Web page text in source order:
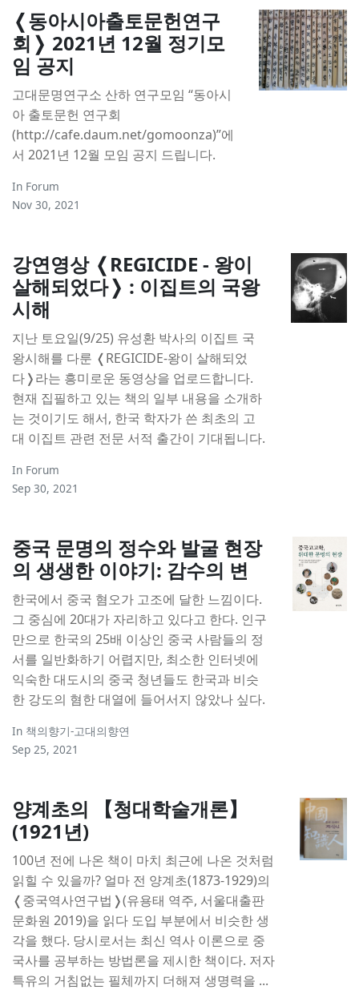
❬동아시아출토문헌연구
회❭ 2021년 12월 정기모
임 공지
고대문명연구소 산하 연구모임 “동아시
아 출토문헌 연구회
(http://cafe.daum.net/gomoonza)”에
서 2021년 12월 모임 공지 드립니다.
In Forum
Nov 30, 2021
강연영상 ❬REGICIDE - 왕이
살해되었다❭ : 이집트의 국왕
시해
지난 토요일(9/25) 유성환 박사의 이집트 국
왕시해를 다룬 ❬REGICIDE-왕이 살해되었
다❭라는 흥미로운 동영상을 업로드합니다.
현재 집필하고 있는 책의 일부 내용을 소개하
는 것이기도 해서, 한국 학자가 쓴 최초의 고
대 이집트 관련 전문 서적 출간이 기대됩니다.
In Forum
Sep 30, 2021
중국 문명의 정수와 발굴 현장
의 생생한 이야기: 감수의 변
한국에서 중국 혐오가 고조에 달한 느낌이다.
그 중심에 20대가 자리하고 있다고 한다. 인구
만으로 한국의 25배 이상인 중국 사람들의 정
서를 일반화하기 어렵지만, 최소한 인터넷에
익숙한 대도시의 중국 청년들도 한국과 비슷
한 강도의 혐한 대열에 들어서지 않았나 싶다.
In 책의향기-고대의향연
Sep 25, 2021
양계초의 【청대학술개론】
(1921년)
100년 전에 나온 책이 마치 최근에 나온 것처럼
읽힐 수 있을까? 얼마 전 양계초(1873-1929)의
❬중국역사연구법❭(유용태 역주, 서울대출판
문화원 2019)을 읽다 도입 부분에서 비슷한 생
각을 했다. 당시로서는 최신 역사 이론으로 중
국사를 공부하는 방법론을 제시한 책이다. 저자
특유의 거침없는 필체까지 더해져 생명력을 ...